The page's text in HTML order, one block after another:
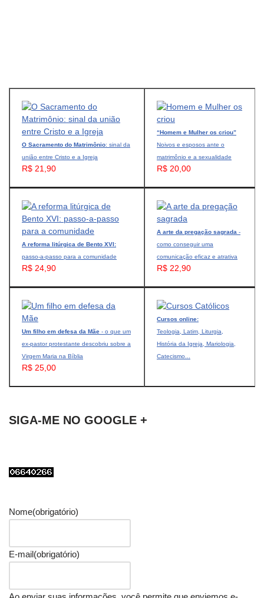
O Sacramento do Matrimônio: sinal da
união entre Cristo e a Igreja
R$ 21,90
“Homem e Mulher os criou”
Noivos e esposos ante o
matrimônio e a sexualidade
R$ 20,00
A reforma litúrgica de Bento XVI:
passo-a-passo para a comunidade
R$ 24,90
A arte da pregação sagrada -
como conseguir uma
comunicação eficaz e atrativa
R$ 22,90
Um filho em defesa da Mãe - o que um
ex-pastor protestante descobriu sobre a
Virgem Maria na Bíblia
R$ 25,00
Cursos online:
Teologia, Latim, Liturgia,
História da Igreja, Mariologia,
Catecismo...
SIGA-ME NO GOOGLE +
Nome(obrigatório)
E-mail(obrigatório)